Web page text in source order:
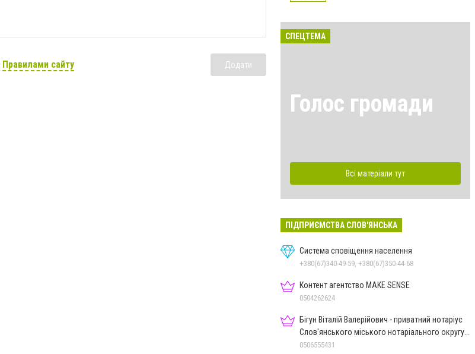
Правилами сайту Додати
СПЕЦТЕМА
Голос громади
Всі матеріали тут
ПІДПРИЄМСТВА СЛОВ'ЯНСЬКА
Система сповіщення населення
+380(67)340-49-59, +380(67)350-44-68
Контент агентство MAKE SENSE
0504262624
Бігун Віталій Валерійович - приватний нотаріус
Слов'янського міського нотаріального округу
Дон.обл.
0506555431